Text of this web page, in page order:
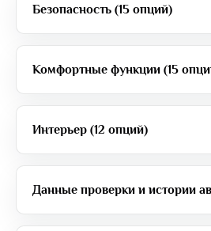
Безопасность (15 опций)
Комфортные функции (15
Интерьер (12 опций)
Данные проверки и истории